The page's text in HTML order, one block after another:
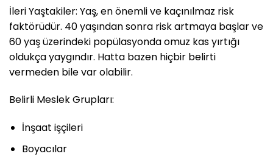
İleri Yaştakiler: Yaş, en önemli ve kaçınılmaz risk
faktörüdür. 40 yaşından sonra risk artmaya başlar ve
60 yaş üzerindeki popülasyonda omuz kas yırtığı
oldukça yaygındır. Hatta bazen hiçbir belirti
vermeden bile var olabilir.
Belirli Meslek Grupları:
İnşaat işçileri
Boyacılar